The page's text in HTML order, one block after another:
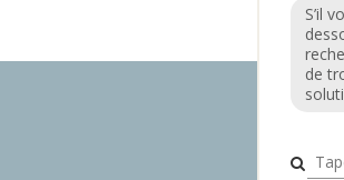
S’il
de